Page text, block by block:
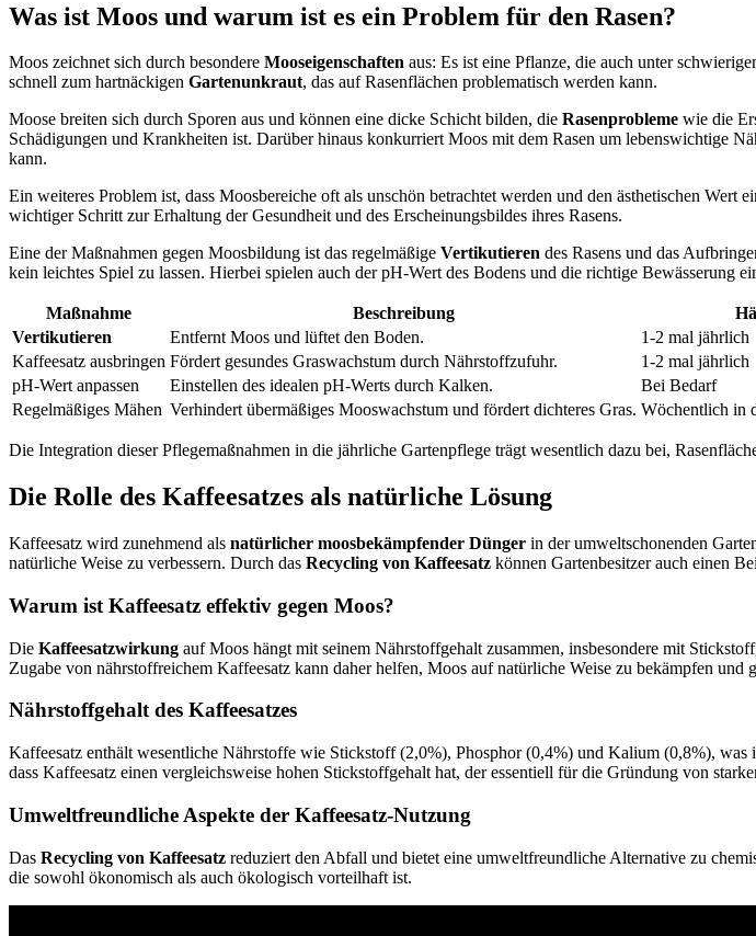
Was ist Moos und warum ist es ein Problem für den Rasen?
Moos zeichnet sich durch besondere Mooseigenschaften aus: Es ist eine Pflanze, die auch unter
schnell zum hartnäckigen Gartenunkraut, das auf Rasenflächen problematisch werden kann.
Moose breiten sich durch Sporen aus und können eine dicke Schicht bilden, die Rasenprobleme wie die
Schädigungen und Krankheiten ist. Darüber hinaus konkurriert Moos mit dem Rasen um lebenswichtige
kann.
Ein weiteres Problem ist, dass Moosbereiche oft als unschön betrachtet werden und den ästhetischen
wichtiger Schritt zur Erhaltung der Gesundheit und des Erscheinungsbildes ihres Rasens.
Eine der Maßnahmen gegen Moosbildung ist das regelmäßige Vertikutieren des Rasens und das
kein leichtes Spiel zu lassen. Hierbei spielen auch der pH-Wert des Bodens und die richtige Bewässerung
Maßnahme Beschreibung
Vertikutieren
Entfernt Moos und lüftet den Boden.
1-2 mal jährlich
Kaffeesatz ausbringen Fördert gesundes Graswachstum durch Nährstoffzufuhr.
1-2 mal jährlich
pH-Wert anpassen
Einstellen des idealen pH-Werts durch Kalken.
Bei Bedarf
Regelmäßiges Mähen Verhindert übermäßiges Mooswachstum und fördert dichteres Gras. Wöchentlich in
Die Integration dieser Pflegemaßnahmen in die jährliche Gartenpflege trägt wesentlich dazu bei,
Die Rolle des Kaffeesatzes als natürliche Lösung
Kaffeesatz wird zunehmend als natürlicher moosbekämpfender Dünger in der umweltschonenden
natürliche Weise zu verbessern. Durch das Recycling von Kaffeesatz können Gartenbesitzer auch einen
Warum ist Kaffeesatz effektiv gegen Moos?
Die Kaffeesatzwirkung auf Moos hängt mit seinem Nährstoffgehalt zusammen, insbesondere mit
Zugabe von nährstoffreichem Kaffeesatz kann daher helfen, Moos auf natürliche Weise zu bekämpfen und
Nährstoffgehalt des Kaffeesatzes
Kaffeesatz enthält wesentliche Nährstoffe wie Stickstoff (2,0%), Phosphor (0,4%) und Kalium (0,8%), was
dass Kaffeesatz einen vergleichsweise hohen Stickstoffgehalt hat, der essentiell für die Gründung von
Umweltfreundliche Aspekte der Kaffeesatz-Nutzung
Das Recycling von Kaffeesatz reduziert den Abfall und bietet eine umweltfreundliche Alternative zu
die sowohl ökonomisch als auch ökologisch vorteilhaft ist.